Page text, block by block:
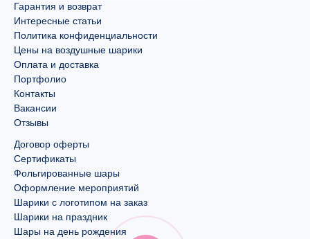
Гарантия и возврат
Интересные статьи
Политика конфиденциальности
Цены на воздушные шарики
Оплата и доставка
Портфолио
Контакты
Вакансии
Отзывы
Договор оферты
Сертификаты
Фольгированные шары
Оформление мероприятий
Шарики с логотипом на заказ
Шарики на праздник
Шары на день рождения